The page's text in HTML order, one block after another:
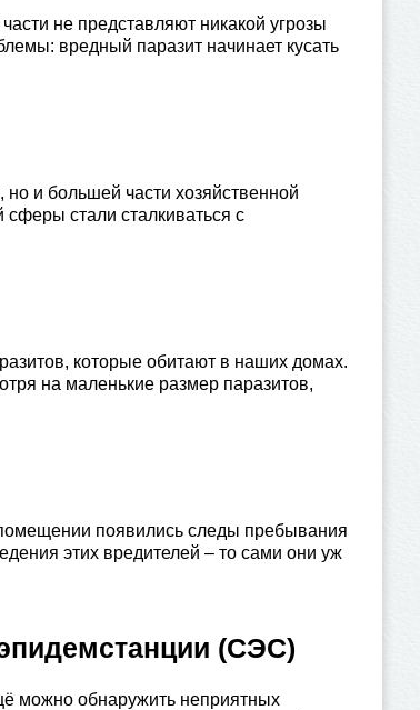
не представляют никакой угрозы
вредный паразит начинает кусать
и большей части хозяйственной
стали сталкиваться с
которые обитают в наших домах.
на маленькие размер паразитов,
появились следы пребывания
этих вредителей – то сами они уж
(СЭС)
можно обнаружить неприятных